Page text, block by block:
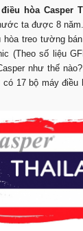
điều hòa Casper
ta được 8
hòa treo tường
(Theo số liệu
như thế
17 bộ máy điều